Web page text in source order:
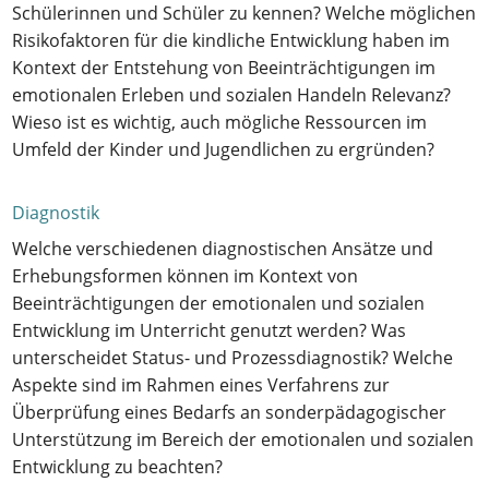
Schülerinnen und Schüler zu kennen? Welche möglichen
Risikofaktoren für die kindliche Entwicklung haben im
Kontext der Entstehung von Beeinträchtigungen im
emotionalen Erleben und sozialen Handeln Relevanz?
Wieso ist es wichtig, auch mögliche Ressourcen im
Umfeld der Kinder und Jugendlichen zu ergründen?
Diagnostik
Welche verschiedenen diagnostischen Ansätze und
Erhebungsformen können im Kontext von
Beeinträchtigungen der emotionalen und sozialen
Entwicklung im Unterricht genutzt werden? Was
unterscheidet Status- und Prozessdiagnostik? Welche
Aspekte sind im Rahmen eines Verfahrens zur
Überprüfung eines Bedarfs an sonderpädagogischer
Unterstützung im Bereich der emotionalen und sozialen
Entwicklung zu beachten?